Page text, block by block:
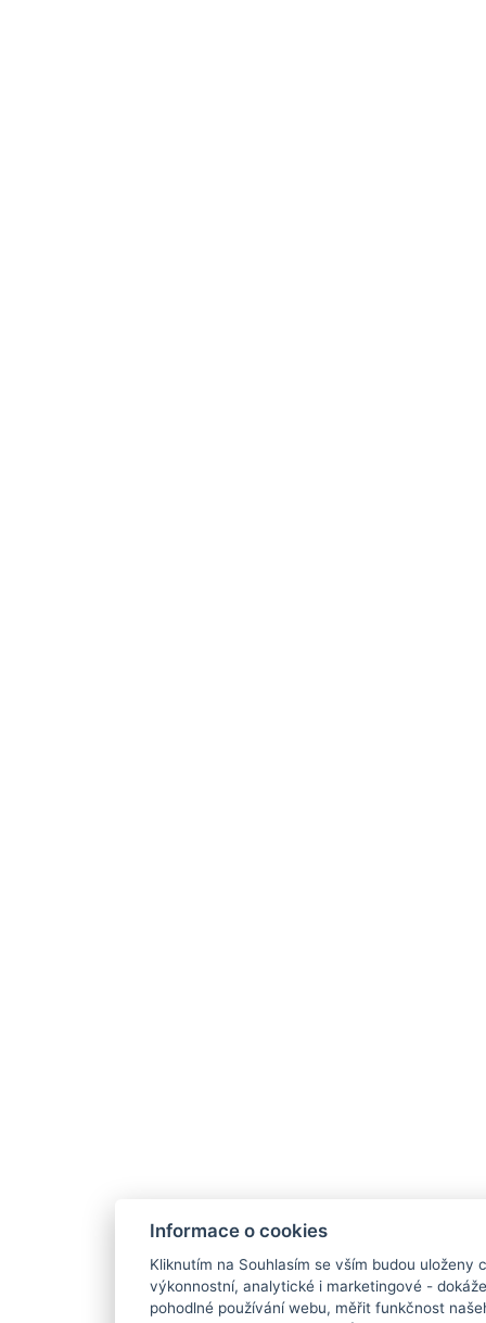
Informace o cookies
Kliknutím na Souhlasím se vším budou uloženy
výkonnostní, analytické i marketingové -
pohodlné používání webu, měřit funkčnost